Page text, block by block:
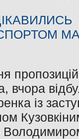
вчора
із